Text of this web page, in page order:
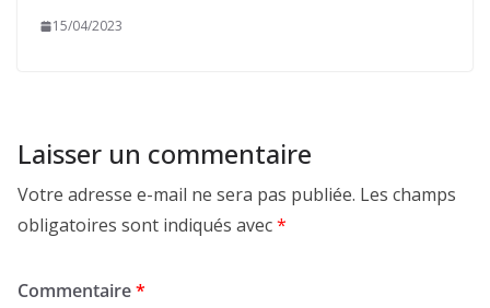
15/04/2023
Laisser un commentaire
Votre adresse e-mail ne sera pas publiée. Les champs
obligatoires sont indiqués avec*
Commentaire*